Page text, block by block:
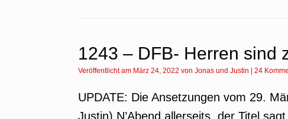
1243 – DFB- Herren sind
Veröffentlicht am März 24, 2022 von Jonas und Justin 24
UPDATE: Die Ansetzungen vom 29.
Justin) N’Abend allerseits, der Titel